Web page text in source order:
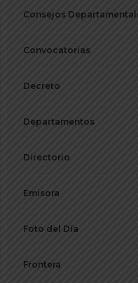
Consejos
Convocatorias
Decreto
Departamentos
Directorio
Emisora
Foto del Día
Frontera